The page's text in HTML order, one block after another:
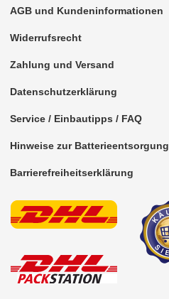
AGB und Kundeninformationen
Widerrufsrecht
Zahlung und Versand
Datenschutzerklärung
Service / Einbautipps / FAQ
Hinweise zur Batterieentsorgung
Barrierefreiheitserklärung